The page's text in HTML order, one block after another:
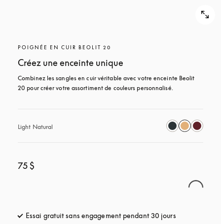
POIGNÉE EN CUIR BEOLIT 20
Créez une enceinte unique
Combinez les sangles en cuir véritable avec votre enceinte Beolit
20 pour créer votre assortiment de couleurs personnalisé.
Light Natural
75 $
Essai gratuit sans engagement pendant 30 jours